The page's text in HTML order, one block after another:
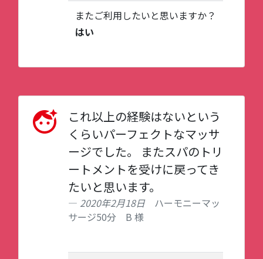
またご利用したいと思いますか？
はい
これ以上の経験はないという
くらいパーフェクトなマッサ
ージでした。 またスパのトリ
ートメントを受けに戻ってき
たいと思います。
2020年2月18日ハーモニーマッ
サージ50分 B 様